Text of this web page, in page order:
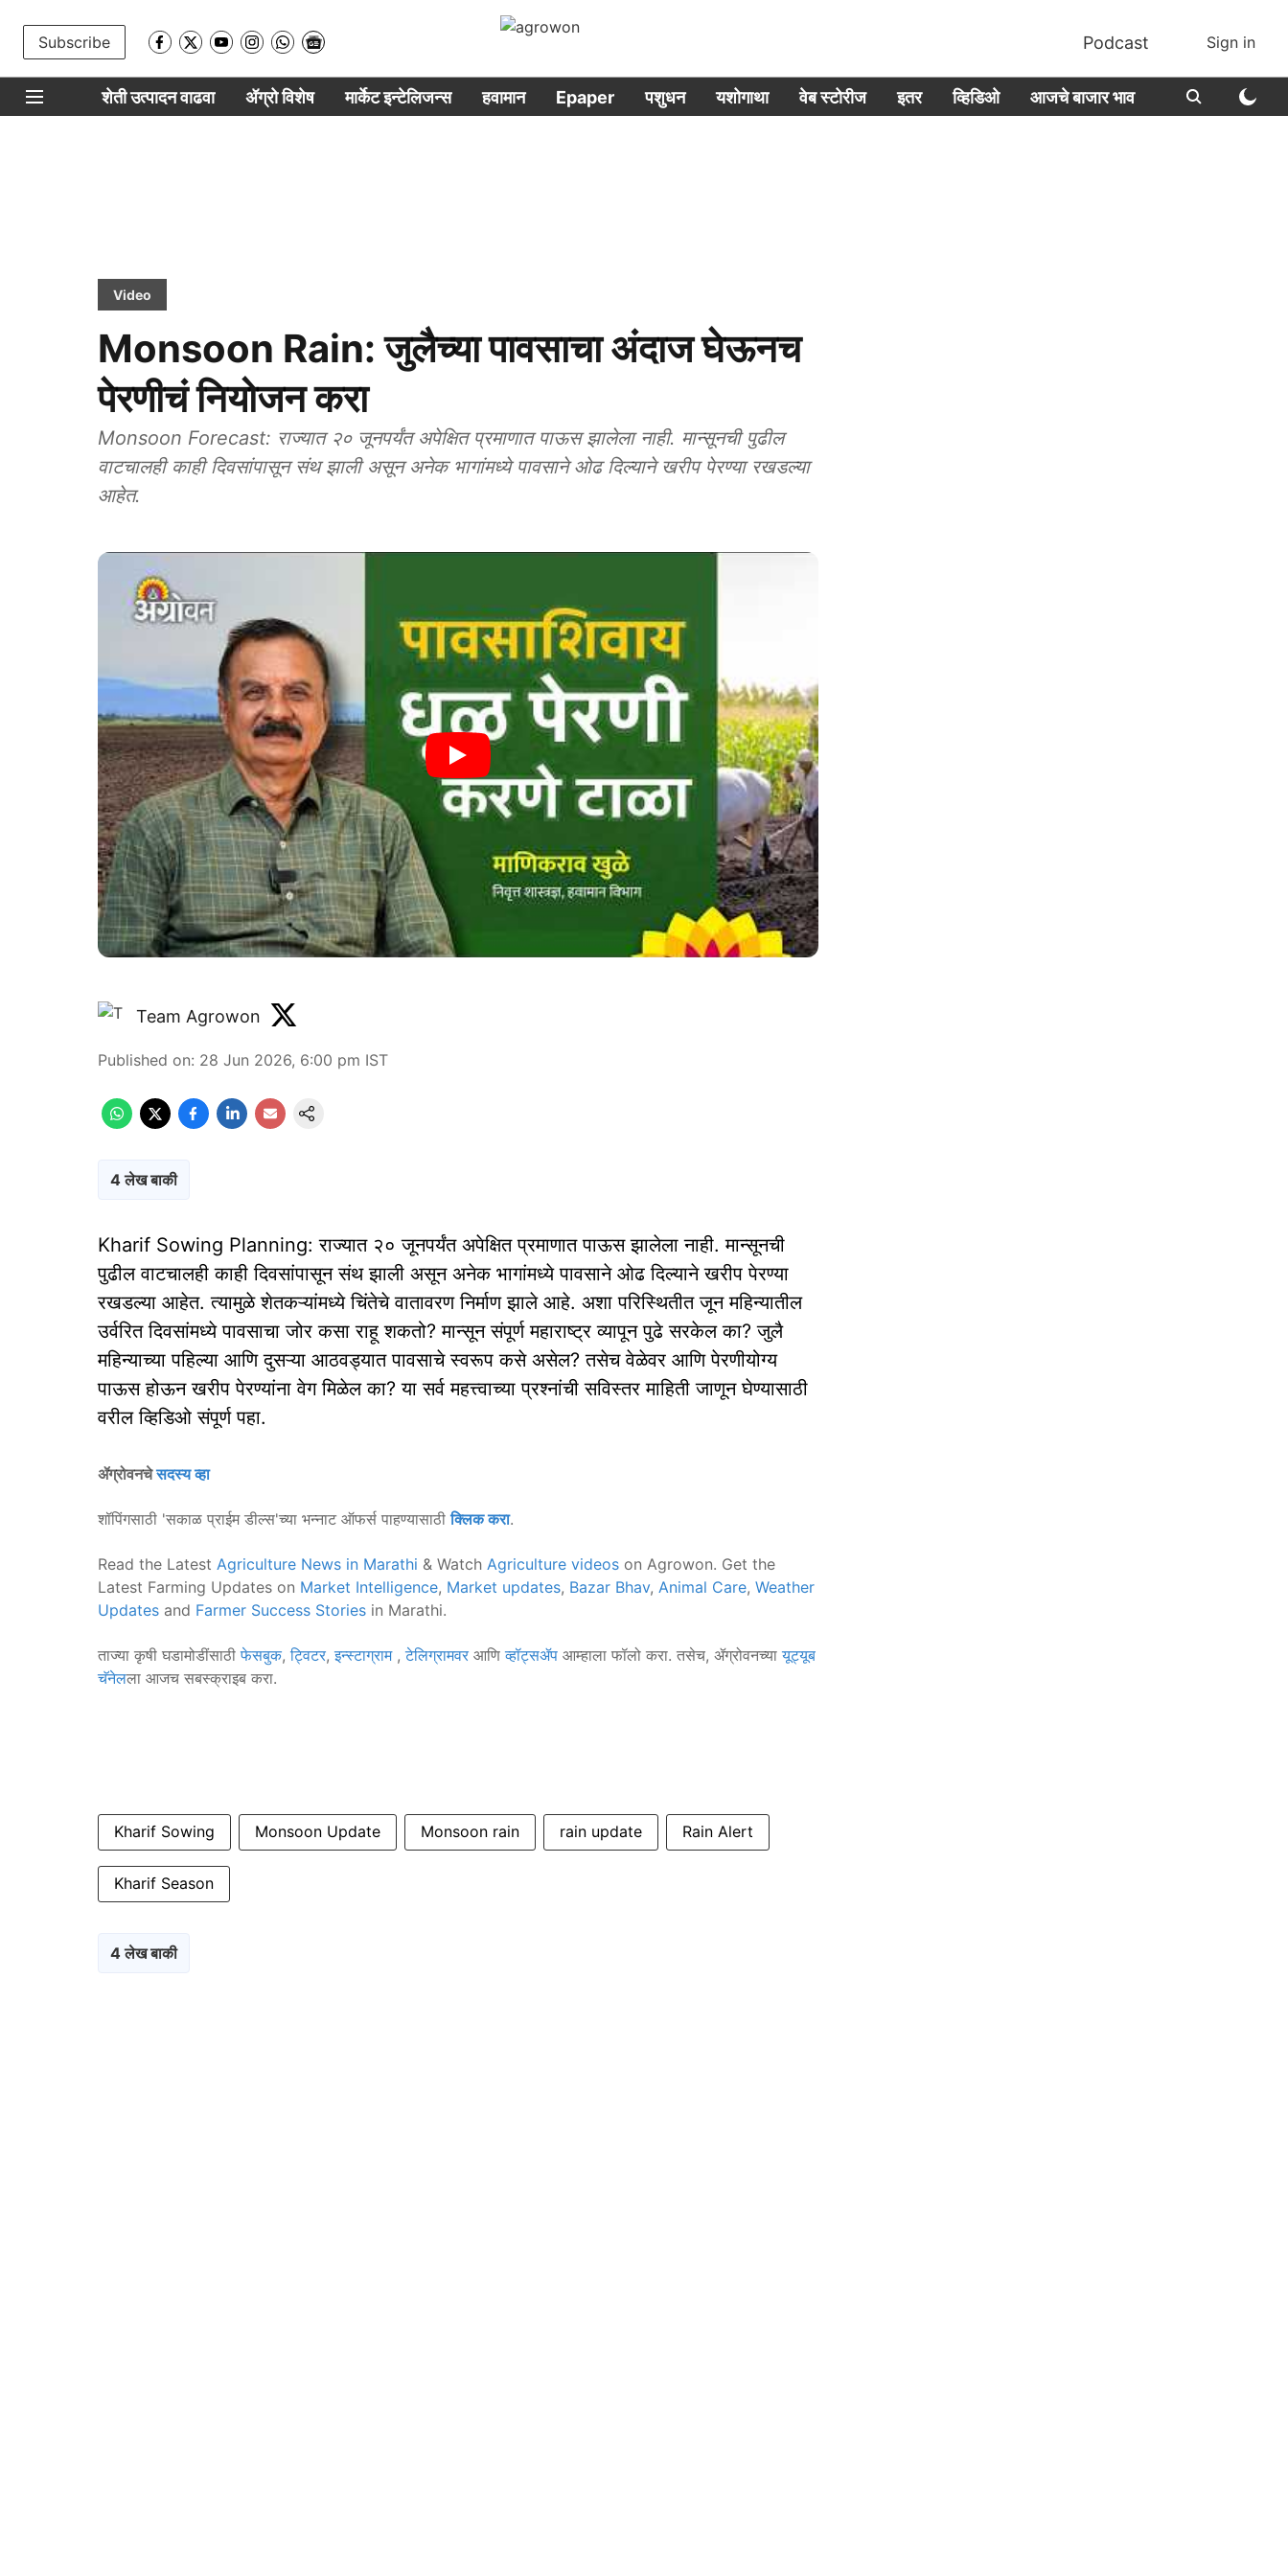
Subscribe Podcast Sign in
शेती उत्पादन वाढवा ॲग्रो विशेष मार्केट इन्टेलिजन्स हवामान Epaper पशुधन यशोगाथा वेब स्टोरीज इतर व्हिडिओ आजचे बाजार भाव
Video
Monsoon Rain: जुलैच्या पावसाचा अंदाज घेऊनच
पेरणीचं नियोजन करा
Monsoon Forecast: राज्यात २० जूनपर्यंत अपेक्षित प्रमाणात पाऊस झालेला नाही. मान्सूनची पुढील
वाटचालही काही दिवसांपासून संथ झाली असून अनेक भागांमध्ये पावसाने ओढ दिल्याने खरीप पेरण्या रखडल्या
आहेत.
Team Agrowon
Published on: 28 Jun 2026, 6:00 pm IST
4 लेख बाकी
Kharif Sowing Planning: राज्यात २० जूनपर्यंत अपेक्षित प्रमाणात पाऊस झालेला नाही. मान्सूनची
पुढील वाटचालही काही दिवसांपासून संथ झाली असून अनेक भागांमध्ये पावसाने ओढ दिल्याने खरीप पेरण्या
रखडल्या आहेत. त्यामुळे शेतकऱ्यांमध्ये चिंतेचे वातावरण निर्माण झाले आहे. अशा परिस्थितीत जून महिन्यातील
उर्वरित दिवसांमध्ये पावसाचा जोर कसा राहू शकतो? मान्सून संपूर्ण महाराष्ट्र व्यापून पुढे सरकेल का? जुलै
महिन्याच्या पहिल्या आणि दुसऱ्या आठवड्यात पावसाचे स्वरूप कसे असेल? तसेच वेळेवर आणि पेरणीयोग्य
पाऊस होऊन खरीप पेरण्यांना वेग मिळेल का? या सर्व महत्त्वाच्या प्रश्नांची सविस्तर माहिती जाणून घेण्यासाठी
वरील व्हिडिओ संपूर्ण पहा.
ॲग्रोवनचेसदस्य व्हा
शॉपिंगसाठी 'सकाळ प्राईम डील्स'च्या भन्नाट ऑफर्स पाहण्यासाठीक्लिक करा.
Read the Latest Agriculture News in Marathi & Watch Agriculture videos on Agrowon. Get the
Latest Farming Updates on Market Intelligence, Market updates, Bazar Bhav, Animal Care, Weather
Updates and Farmer Success Stories in Marathi.
ताज्या कृषी घडामोडींसाठीफेसबुक,ट्विटर,इन्स्टाग्राम ,टेलिग्रामवर आणिव्हॉट्सॲप आम्हाला फॉलो करा. तसेच, ॲग्रोवनच्यायूट्यूब
चॅनेलला आजच सबस्क्राइब करा.
Kharif Sowing Monsoon Update Monsoon rain rain update Rain Alert
Kharif Season
4 लेख बाकी